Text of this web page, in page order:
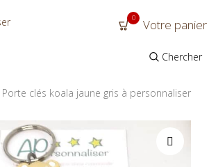
0 Votre panier
Chercher
Porte clés koala jaune gris à personnaliser